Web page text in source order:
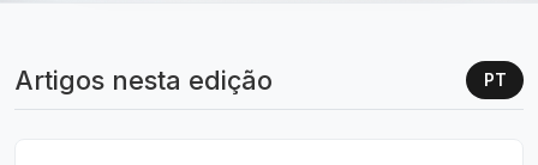
Artigos nesta edição PT